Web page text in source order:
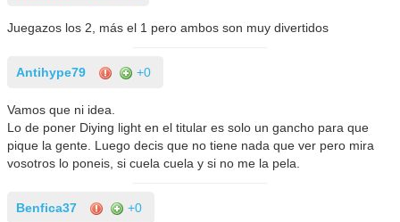
Juegazos los 2, más el 1 pero ambos son muy divertidos
Antihype79 +0
Vamos que ni idea.
Lo de poner Diying light en el titular es solo un gancho para que
pique la gente. Luego decis que no tiene nada que ver pero mira
vosotros lo poneis, si cuela cuela y si no me la pela.
Benfica37 +0